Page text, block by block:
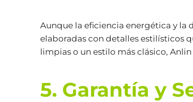
Aunque la eficiencia energética y la
elaboradas con detalles estilísticos
limpias o un estilo más clásico,
5. Garantía y